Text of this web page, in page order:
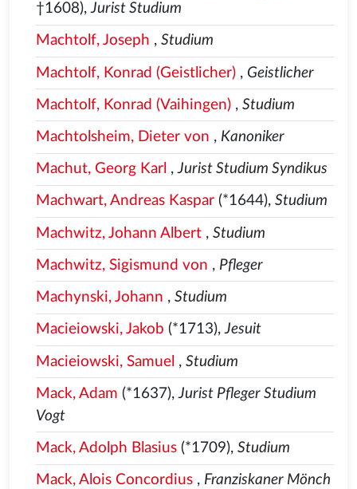
†1608),Jurist Studium
Machtolf, Joseph , Studium
Machtolf, Konrad (Geistlicher), Geistlicher
Machtolf, Konrad (Vaihingen), Studium
Machtolsheim, Dieter von , Kanoniker
Machut, Georg Karl ,Jurist Studium Syndikus
Machwart, Andreas Kaspar(*1644), Studium
Machwitz, Johann Albert, Studium
Machwitz, Sigismund von , Pfleger
Machynski, Johann , Studium
Macieiowski, Jakob (*1713),Jesuit
Macieiowski, Samuel , Studium
Mack, Adam (*1637), Jurist Pfleger Studium
Vogt
Mack, Adolph Blasius(*1709), Studium
Mack, Alois Concordius, Franziskaner Mönch